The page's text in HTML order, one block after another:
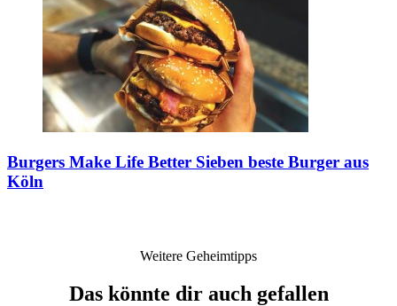
Burgers Make Life Better Sieben beste Burger aus
Köln
Weitere Geheimtipps
Das könnte dir auch gefallen